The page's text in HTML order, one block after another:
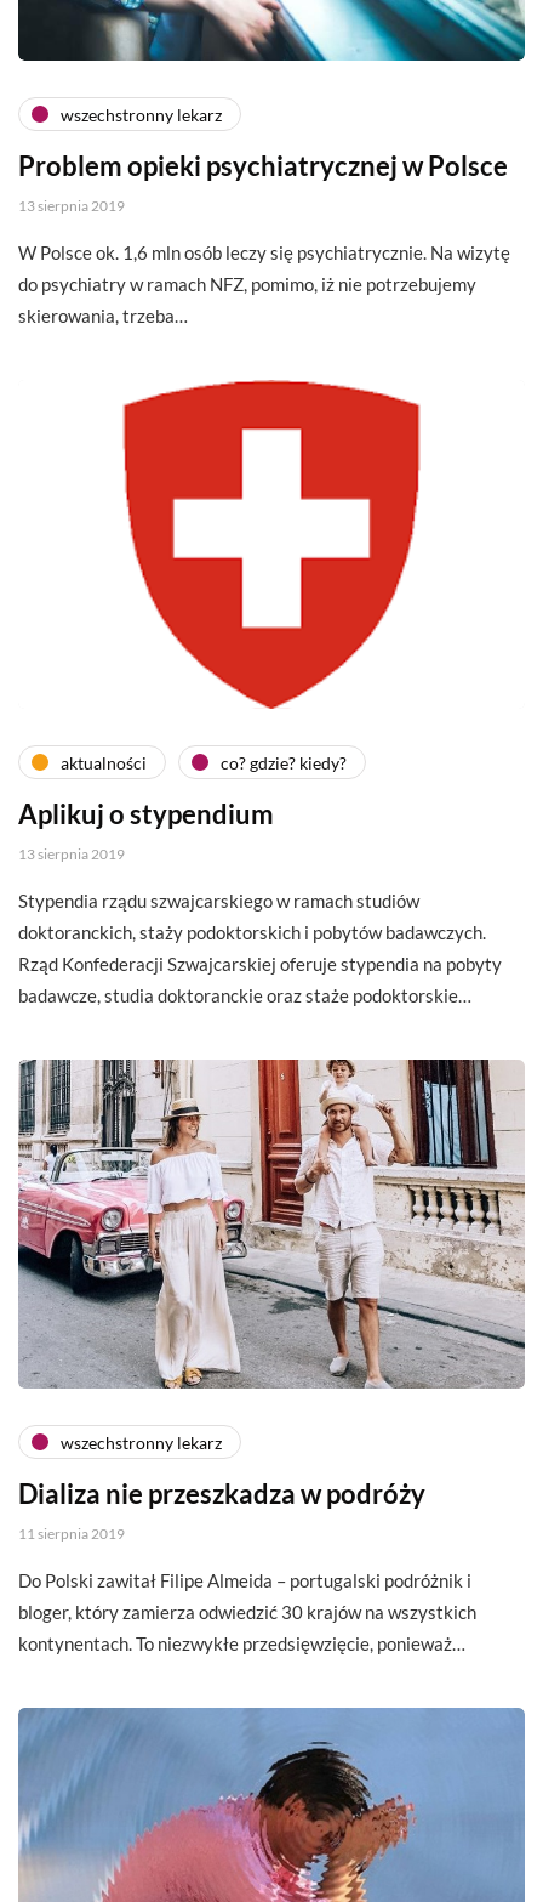
wszechstronny lekarz
Problem opieki psychiatrycznej w Polsce
13 sierpnia 2019
W Polsce ok. 1,6 mln osób leczy się psychiatrycznie. Na wizytę
do psychiatry w ramach NFZ, pomimo, iż nie potrzebujemy
skierowania, trzeba…
aktualności co? gdzie? kiedy?
Aplikuj o stypendium
13 sierpnia 2019
Stypendia rządu szwajcarskiego w ramach studiów
doktoranckich, staży podoktorskich i pobytów badawczych.
Rząd Konfederacji Szwajcarskiej oferuje stypendia na pobyty
badawcze, studia doktoranckie oraz staże podoktorskie…
wszechstronny lekarz
Dializa nie przeszkadza w podróży
11 sierpnia 2019
Do Polski zawitał Filipe Almeida – portugalski podróżnik i
bloger, który zamierza odwiedzić 30 krajów na wszystkich
kontynentach. To niezwykłe przedsięwzięcie, ponieważ…